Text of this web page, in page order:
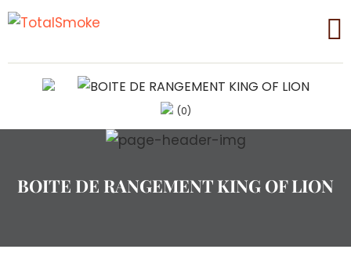
(0)
BOITE DE RANGEMENT KING OF LION